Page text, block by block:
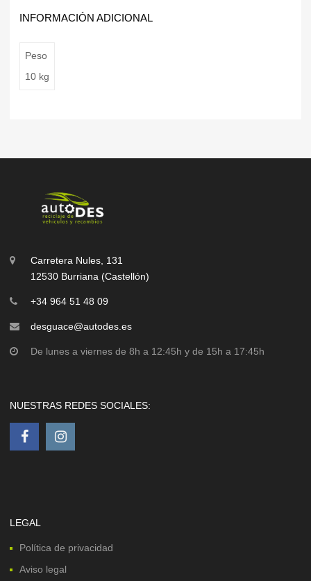
INFORMACIÓN ADICIONAL
Peso
10 kg
Carretera Nules, 131
12530 Burriana (Castellón)
+34 964 51 48 09
desguace@autodes.es
De lunes a viernes de 8h a 12:45h y de 15h a 17:45h
NUESTRAS REDES SOCIALES:
LEGAL
Política de privacidad
Aviso legal